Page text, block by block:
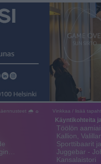
🌧 ☼ Vinkkaa / lisää
Käyntikohteita
Töölön
Kallion,
Sporttibaarit
Juggebar -
Kansalaistori